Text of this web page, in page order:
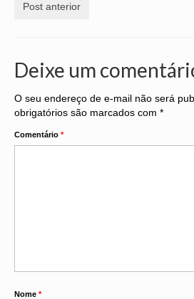
Post anterior
Deixe um
O seu endereço de e-mail não será
obrigatórios são marcados com *
Comentário *
Nome *